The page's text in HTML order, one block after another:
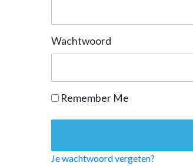
Wachtwoord
Remember Me
Je wachtwoord vergeten?